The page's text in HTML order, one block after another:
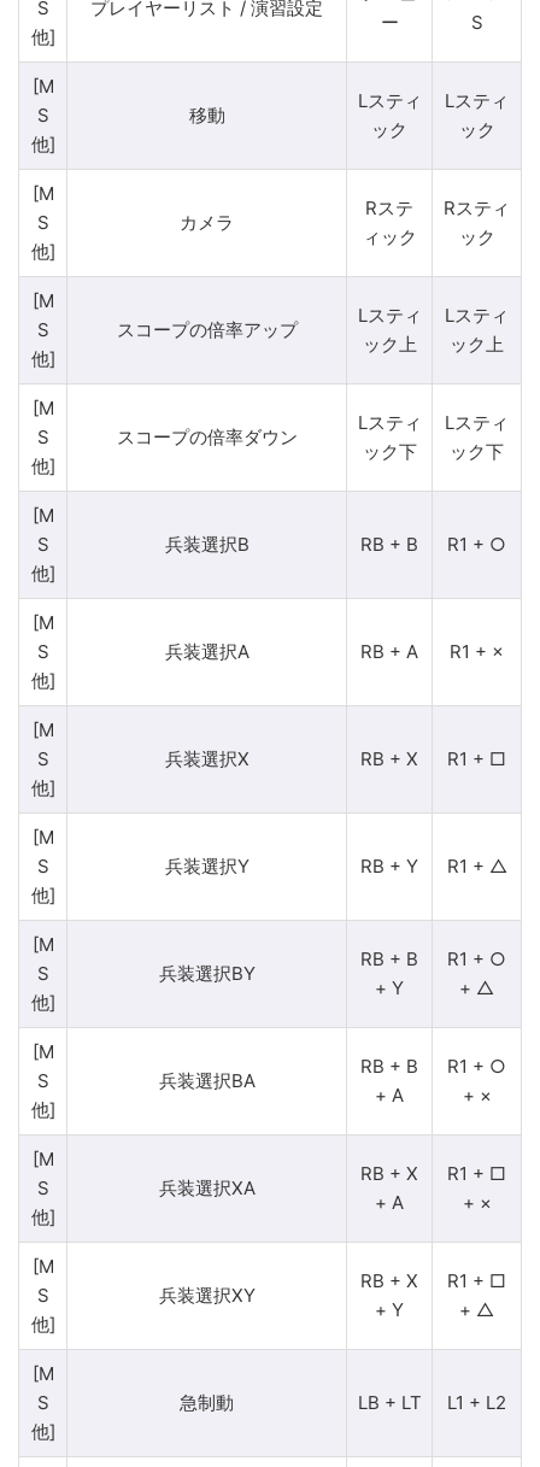
S
他]
プレイヤーリスト / 演習設定
ー
S
[M
S
他]
移動
Lスティ
ック
Lスティ
ック
[M
S
他]
カメラ
Rステ
ィック
Rスティ
ック
[M
S
他]
スコープの倍率アップ
Lスティ
ック上
Lスティ
ック上
[M
S
他]
スコープの倍率ダウン
Lスティ
ック下
Lスティ
ック下
[M
S
他]
兵装選択B RB + B R1 + ○
[M
S
他]
兵装選択A RB + A R1 + ×
[M
S
他]
兵装選択X RB + X R1 + □
[M
S
他]
兵装選択Y RB + Y R1 + △
[M
S
他]
兵装選択BY
RB + B
+ Y
R1 + ○
+ △
[M
S
他]
兵装選択BA
RB + B
+ A
R1 + ○
+ ×
[M
S
他]
兵装選択XA
RB + X
+ A
R1 + □
+ ×
[M
S
他]
兵装選択XY
RB + X
+ Y
R1 + □
+ △
[M
S
他]
急制動 LB + LT L1 + L2